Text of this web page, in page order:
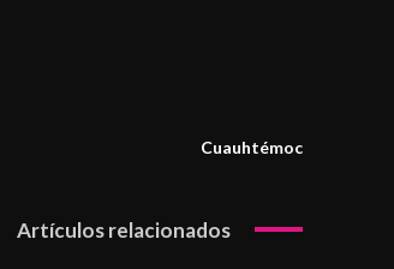
Cuauhtémoc
Artículos relacionados